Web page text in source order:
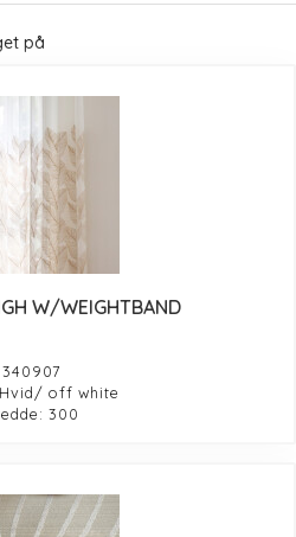
på
W/WEIGHTBAND
340907
off white
300